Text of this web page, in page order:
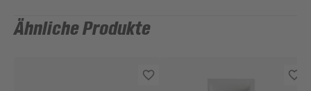
Ähnliche Produkte